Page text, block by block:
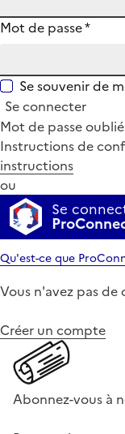
Mot de passe*
Se souvenir de
Se connecter
Mot de passe
Instructions de
instructions
ou
Se
Qu'est-ce que
Vous n'avez pas de
Créer un compte
Abonnez-vous à